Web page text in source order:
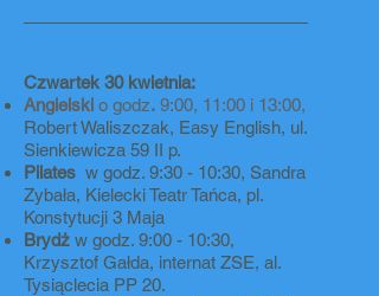
Czwartek 30 kwietnia:
Angielski o godz. 9:00, 11:00 i 13:00,
Robert Waliszczak, Easy English, ul.
Sienkiewicza 59 II p.
Pilates w godz. 9:30 - 10:30, Sandra
Zybała, Kielecki Teatr Tańca, pl.
Konstytucji 3 Maja
Brydż w godz. 9:00 - 10:30,
Krzysztof Gałda, internat ZSE, al.
Tysiąclecia PP 20.